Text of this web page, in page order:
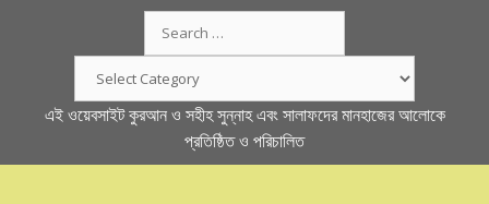
for:
এই ওয়েবসাইট কুরআন ও সহীহ সুন্নাহ এবং সালাফদের মানহাজের আলোকে
প্রতিষ্ঠিত ও পরিচালিত